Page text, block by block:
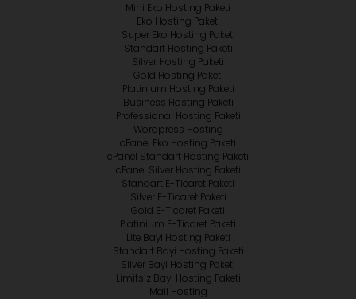
Mini Eko Hosting Paketi
Eko Hosting Paketi
Super Eko Hosting Paketi
Standart Hosting Paketi
Silver Hosting Paketi
Gold Hosting Paketi
Platinium Hosting Paketi
Business Hosting Paketi
Professional Hosting Paketi
Wordpress Hosting
cPanel Eko Hosting Paketi
cPanel Standart Hosting Paketi
cPanel Silver Hosting Paketi
Standart E-Ticaret Paketi
Silver E-Ticaret Paketi
Gold E-Ticaret Paketi
Platinium E-Ticaret Paketi
Lite Bayi Hosting Paketi
Standart Bayi Hosting Paketi
Silver Bayi Hosting Paketi
Limitsiz Bayi Hosting Paketi
Mail Hosting